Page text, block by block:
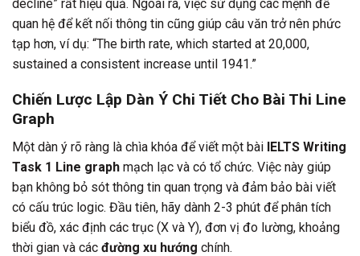
decline” rất hiệu quả. Ngoài ra, việc sử dụng các mệnh đề
quan hệ để kết nối thông tin cũng giúp câu văn trở nên phức
tạp hơn, ví dụ: “The birth rate, which started at 20,000,
sustained a consistent increase until 1941.”
Chiến Lược Lập Dàn Ý Chi Tiết Cho Bài Thi Line
Graph
Một dàn ý rõ ràng là chìa khóa để viết một bài IELTS Writing
Task 1 Line graph mạch lạc và có tổ chức. Việc này giúp
bạn không bỏ sót thông tin quan trọng và đảm bảo bài viết
có cấu trúc logic. Đầu tiên, hãy dành 2-3 phút để phân tích
biểu đồ, xác định các trục (X và Y), đơn vị đo lường, khoảng
thời gian và các đường xu hướng chính.